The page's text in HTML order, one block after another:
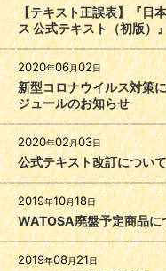
【テキスト正誤表】『日
ス 公式テキスト（初版）
2020年06月02日
新型コロナウイルス対策
ジュールのお知らせ
2020年02月03日
公式テキスト改訂について
2019年10月18日
WATOSA廃盤予定商品に
2019年08月21日